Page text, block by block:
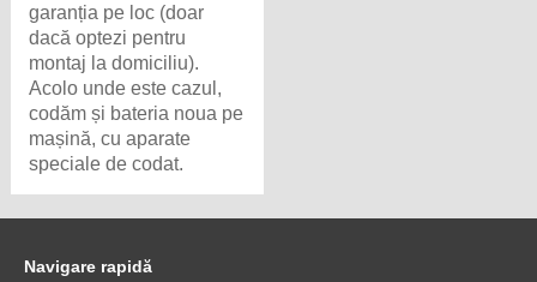
garanția pe loc (doar
dacă optezi pentru
montaj la domiciliu).
Acolo unde este cazul,
codăm și bateria noua pe
mașină, cu aparate
speciale de codat.
Navigare rapidă